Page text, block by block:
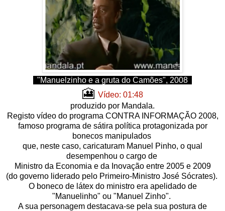
"Manuelzinho e a gruta do Camões", 2008
🎦 Vídeo: 01:48
produzido por Mandala.
Registo vídeo do programa CONTRA INFORMAÇÃO 2008,
famoso programa de sátira política protagonizada por
bonecos manipulados
que, neste caso, caricaturam Manuel Pinho, o qual
desempenhou o cargo de
Ministro da Economia e da Inovação entre 2005 e 2009
(do governo liderado pelo Primeiro-Ministro José Sócrates).
O boneco de látex do ministro era apelidado de
"Manuelinho" ou "Manuel Zinho".
A sua personagem destacava-se pela sua postura de